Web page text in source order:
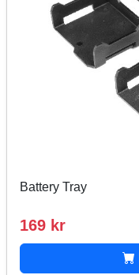
Battery Tray
169 kr